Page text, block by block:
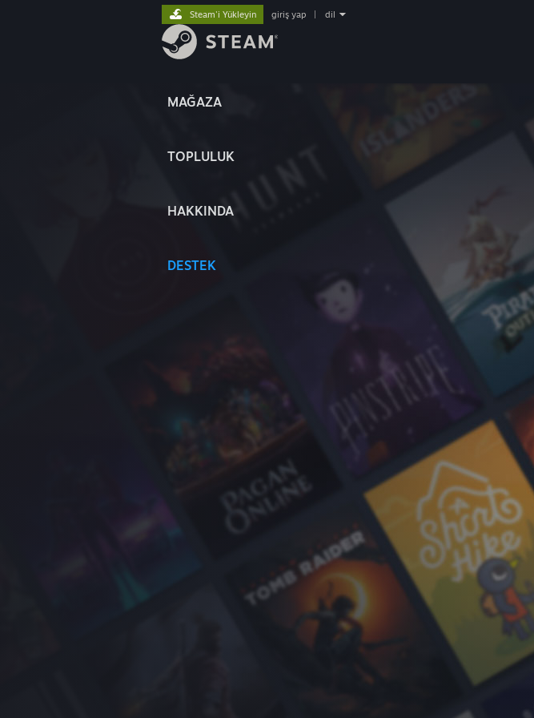
MAĞAZA
TOPLULUK
HAKKINDA
DESTEK
Steam'i Yükleyin giriş yap dil